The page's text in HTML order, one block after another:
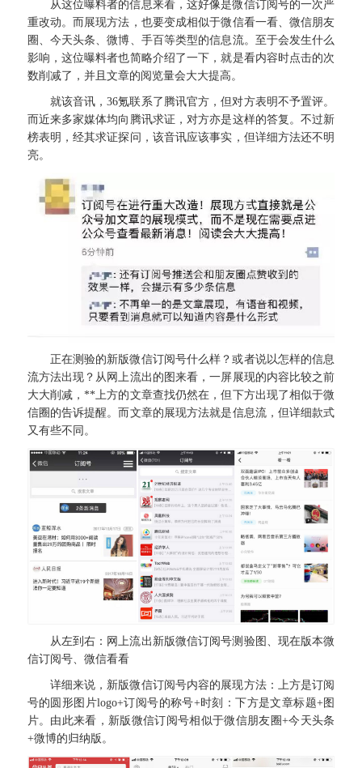
从这位曝料者的信息来看，这好像是微信订阅号的一次严
重改动。而展现方法，也要变成相似于微信看一看、微信朋友
圈、今天头条、微博、手百等类型的信息流。至于会发生什么
影响，这位曝料者也简略介绍了一下，就是看内容时点击的次
数削减了，并且文章的阅览量会大大提高。
就该音讯，36氪联系了腾讯官方，但对方表明不予置评。
而近来多家媒体均向腾讯求证，对方亦是这样的答复。不过新
榜表明，经其求证探问，该音讯应该事实，但详细方法还不明
亮。
正在测验的新版微信订阅号什么样？或者说以怎样的信息
流方法出现？从网上流出的图来看，一屏展现的内容比较之前
大大削减，**上方的文章查找仍然在，但下方出现了相似于微
信圈的告诉提醒。而文章的展现方法就是信息流，但详细款式
又有些不同。
从左到右：网上流出新版微信订阅号测验图、现在版本微
信订阅号、微信看看
详细来说，新版微信订阅号内容的展现方法：上方是订阅
号的圆形图片logo+订阅号的称号+时刻：下方是文章标题+图
片。由此来看，新版微信订阅号相似于微信朋友圈+今天头条
+微博的归纳版。